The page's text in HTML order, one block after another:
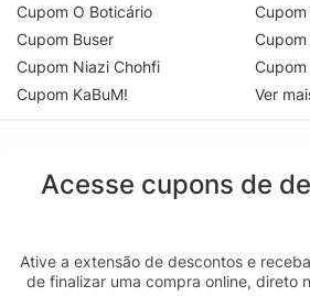
Cupom O Boticário
Cupom Buser
Cupom Niazi Chohfi
Cupom KaBuM!
Ver
Acesse cupons de
Ative a extensão de descontos e
de finalizar uma compra online, direto